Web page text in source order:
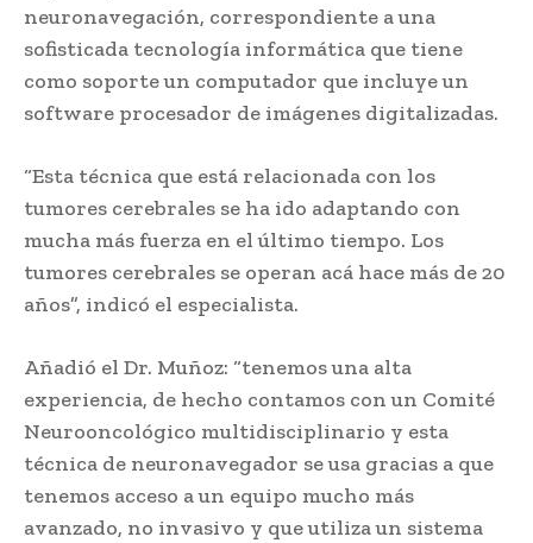
neuronavegación, correspondiente a una
sofisticada tecnología informática que tiene
como soporte un computador que incluye un
software procesador de imágenes digitalizadas.
“Esta técnica que está relacionada con los
tumores cerebrales se ha ido adaptando con
mucha más fuerza en el último tiempo. Los
tumores cerebrales se operan acá hace más de 20
años”, indicó el especialista.
Añadió el Dr. Muñoz: “tenemos una alta
experiencia, de hecho contamos con un Comité
Neurooncológico multidisciplinario y esta
técnica de neuronavegador se usa gracias a que
tenemos acceso a un equipo mucho más
avanzado, no invasivo y que utiliza un sistema